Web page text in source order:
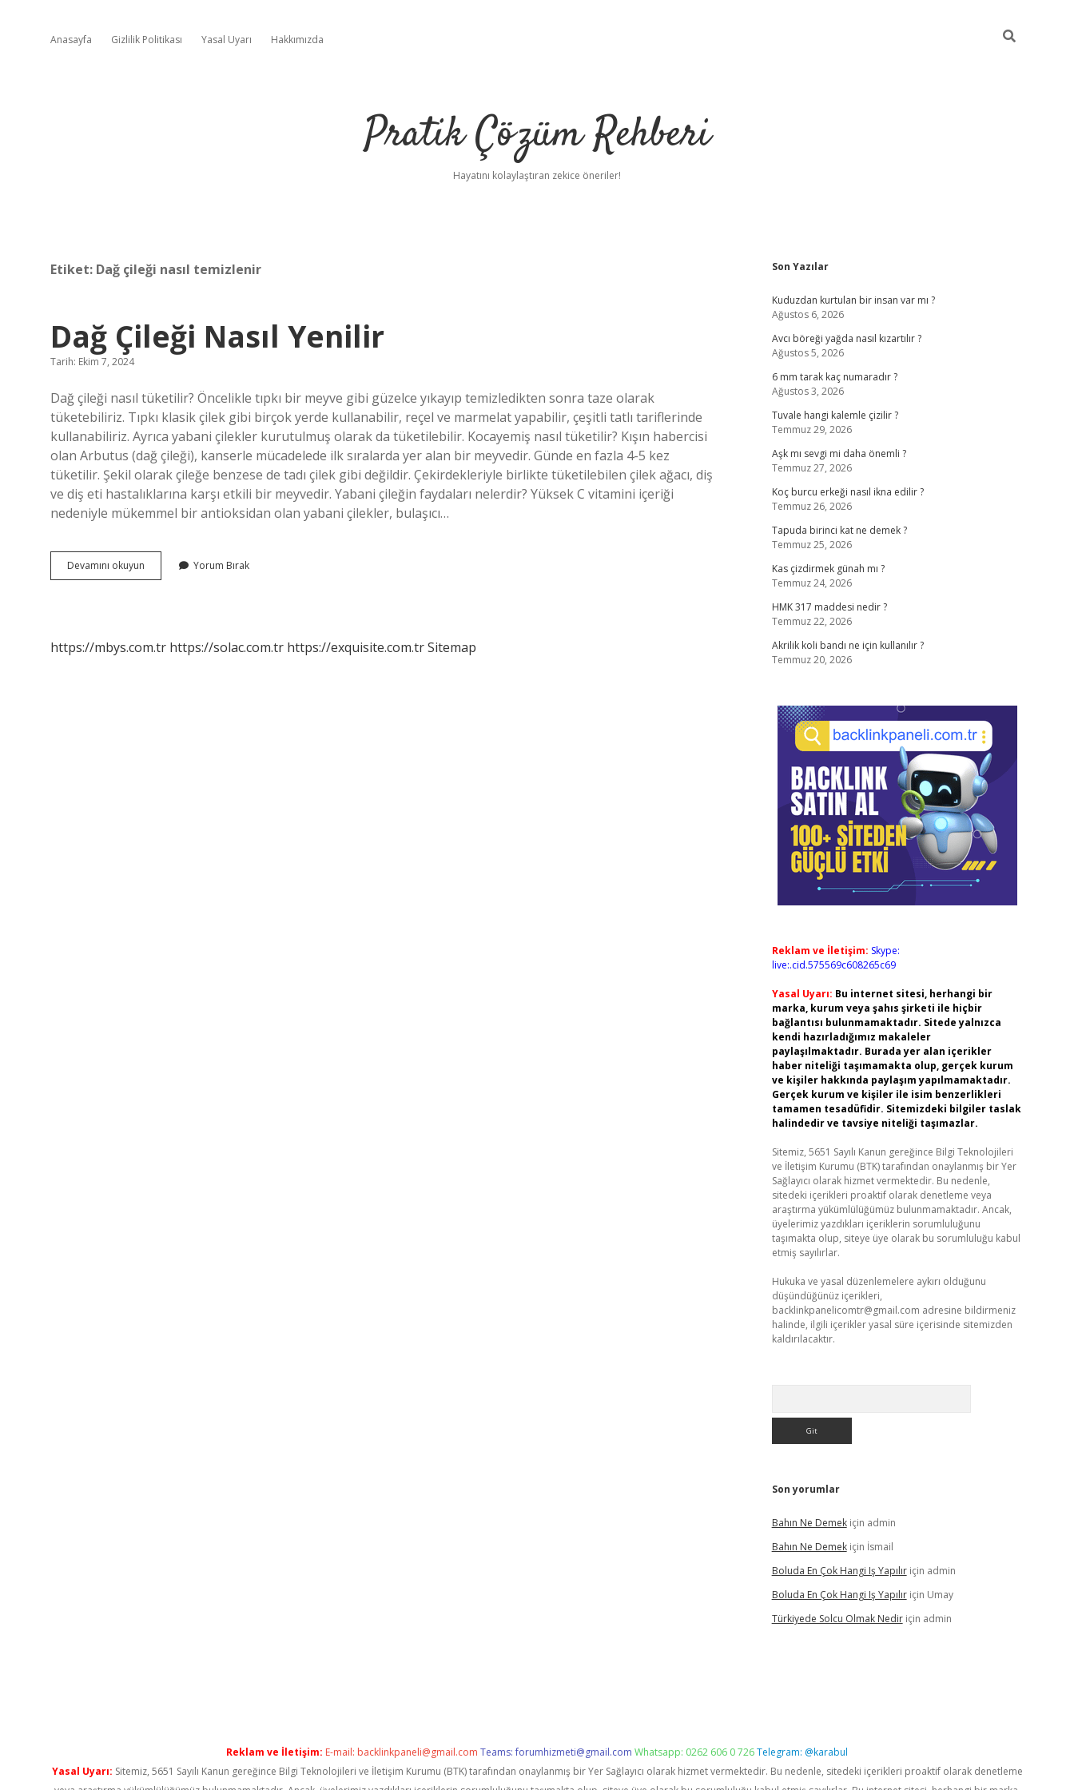
Anasayfa Gizlilik Politikası Yasal Uyarı Hakkımızda
Pratik Çözüm Rehberi
Hayatını kolaylaştıran zekice öneriler!
Etiket: Dağ çileği nasıl temizlenir
Dağ Çileği Nasıl Yenilir
Tarih: Ekim 7, 2024
Dağ çileği nasıl tüketilir? Öncelikle tıpkı bir meyve gibi güzelce yıkayıp temizledikten sonra taze olarak
tüketebiliriz. Tıpkı klasik çilek gibi birçok yerde kullanabilir, reçel ve marmelat yapabilir, çeşitli tatlı tariflerinde
kullanabiliriz. Ayrıca yabani çilekler kurutulmuş olarak da tüketilebilir. Kocayemiş nasıl tüketilir? Kışın habercisi
olan Arbutus (dağ çileği), kanserle mücadelede ilk sıralarda yer alan bir meyvedir. Günde en fazla 4-5 kez
tüketilir. Şekil olarak çileğe benzese de tadı çilek gibi değildir. Çekirdekleriyle birlikte tüketilebilen çilek ağacı, diş
ve diş eti hastalıklarına karşı etkili bir meyvedir. Yabani çileğin faydaları nelerdir? Yüksek C vitamini içeriği
nedeniyle mükemmel bir antioksidan olan yabani çilekler, bulaşıcı…
Devamını okuyun
Çileği
Yorum Bırak
https://mbys.com.tr https://solac.com.tr https://exquisite.com.trSitemap
Sidebar
Son Yazılar
Kuduzdan kurtulan bir insan var mı ?
Ağustos 6, 2026
Avcı böreği yağda nasıl kızartılır ?
Ağustos 5, 2026
6 mm tarak kaç numaradır ?
Ağustos 3, 2026
Tuvale hangi kalemle çizilir ?
Temmuz 29, 2026
Aşk mı sevgi mi daha önemli ?
Temmuz 27, 2026
Koç burcu erkeği nasıl ikna edilir ?
Temmuz 26, 2026
Tapuda birinci kat ne demek ?
Temmuz 25, 2026
Kas çizdirmek günah mı ?
Temmuz 24, 2026
HMK 317 maddesi nedir ?
Temmuz 22, 2026
Akrilik koli bandı ne için kullanılır ?
Temmuz 20, 2026
Reklam ve İletişim: Skype:
live:.cid.575569c608265c69
Yasal Uyarı: Bu internet sitesi, herhangi bir
marka, kurum veya şahıs şirketi ile hiçbir
bağlantısı bulunmamaktadır. Sitede yalnızca
kendi hazırladığımız makaleler
paylaşılmaktadır. Burada yer alan içerikler
haber niteliği taşımamakta olup, gerçek kurum
ve kişiler hakkında paylaşım yapılmamaktadır.
Gerçek kurum ve kişiler ile isim benzerlikleri
tamamen tesadüfidir. Sitemizdeki bilgiler taslak
halindedir ve tavsiye niteliği taşımazlar.
Sitemiz, 5651 Sayılı Kanun gereğince Bilgi Teknolojileri
ve İletişim Kurumu (BTK) tarafından onaylanmış bir Yer
Sağlayıcı olarak hizmet vermektedir. Bu nedenle,
sitedeki içerikleri proaktif olarak denetleme veya
araştırma yükümlülüğümüz bulunmamaktadır. Ancak,
üyelerimiz yazdıkları içeriklerin sorumluluğunu
taşımakta olup, siteye üye olarak bu sorumluluğu kabul
etmiş sayılırlar.
Hukuka ve yasal düzenlemelere aykırı olduğunu
düşündüğünüz içerikleri,
backlinkpanelicomtr@gmail.com adresine bildirmeniz
halinde, ilgili içerikler yasal süre içerisinde sitemizden
kaldırılacaktır.
Son yorumlar
Bahın Ne Demekiçin admin
Bahın Ne Demekiçin İsmail
Boluda En Çok Hangi Iş Yapılıriçin admin
Boluda En Çok Hangi Iş Yapılıriçin Umay
Türkiyede Solcu Olmak Nediriçin admin
Reklam ve İletişim: E-mail: backlinkpaneli@gmail.com Teams:forumhizmeti@gmail.com Whatsapp: 0262 606 0 726Telegram: @karabul
Yasal Uyarı: Sitemiz, 5651 Sayılı Kanun gereğince Bilgi Teknolojileri ve İletişim Kurumu (BTK) tarafından onaylanmış bir Yer Sağlayıcı olarak hizmet vermektedir. Bu nedenle, sitedeki içerikleri proaktif olarak denetleme